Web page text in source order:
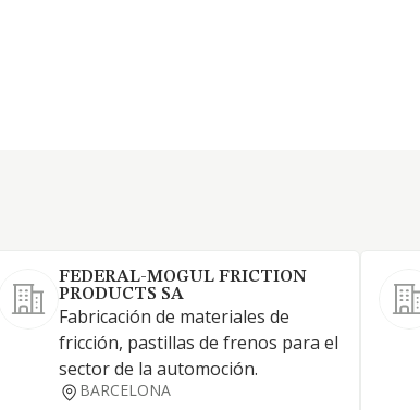
FEDERAL-MOGUL FRICTION
PRODUCTS SA
Fabricación de materiales de
fricción, pastillas de frenos para el
sector de la automoción.
BARCELONA